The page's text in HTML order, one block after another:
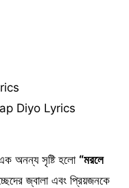
Diyo Lyrics
অনন্য সৃষ্টি হলো “মরলে
জ্বালা এবং প্রিয়জনকে